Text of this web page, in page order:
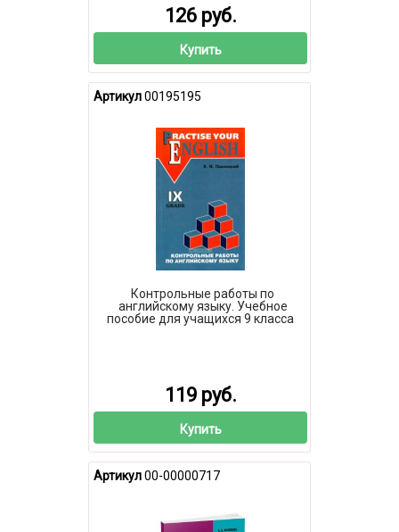
126 руб.
Купить
Артикул00195195
Контрольные работы по
английскому языку. Учебное
пособие для учащихся 9 класса
119 руб.
Купить
Артикул00-00000717